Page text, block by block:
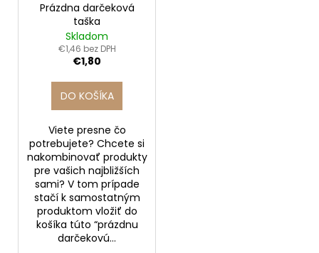
Prázdna darčeková
taška
Skladom
€1,46 bez DPH
€1,80
DO KOŠÍKA
Viete presne čo
potrebujete? Chcete si
nakombinovať produkty
pre vašich najbližších
sami? V tom prípade
stačí k samostatným
produktom vložiť do
košíka túto “prázdnu
darčekovú...